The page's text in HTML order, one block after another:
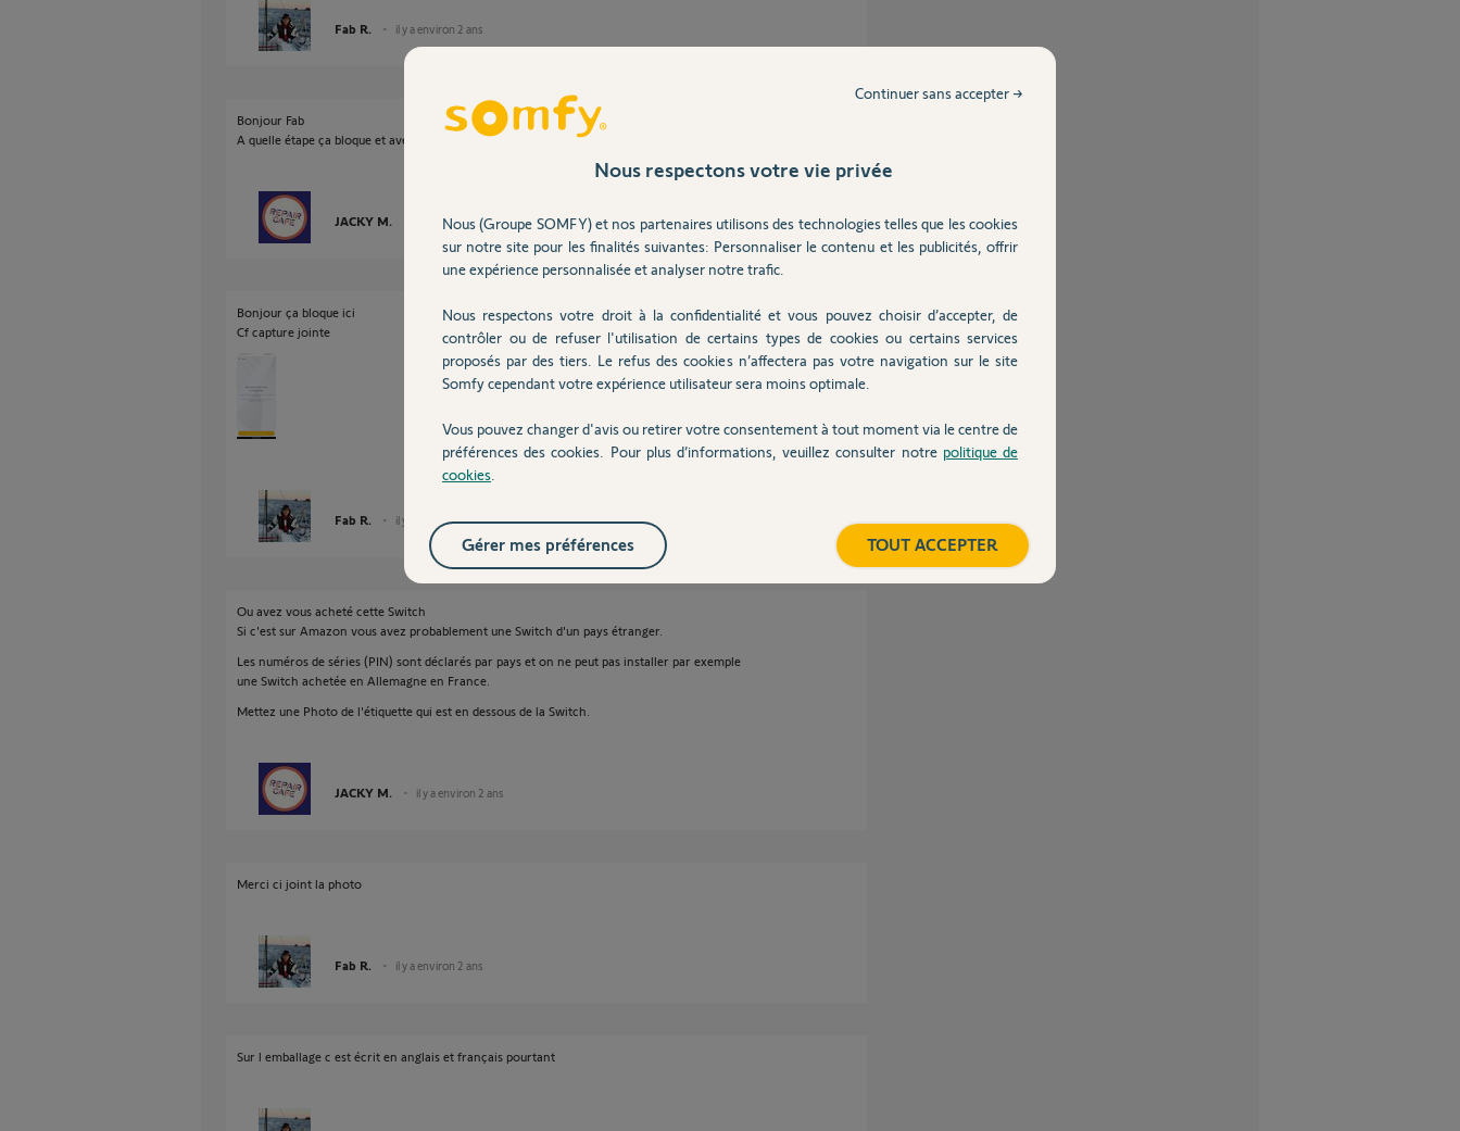
Fab R. il y a environ 2 ans
Bonjour Fab
A quelle étape ça bloque et avec quel message ?
JACKY M. il y a environ 2 ans
Bonjour ça bloque ici
Cf capture jointe
Fab R. il y a environ 2 ans
Ou avez vous acheté cette Switch
Si c'est sur Amazon vous avez probablement une Switch d'un pays étranger.
Les numéros de séries (PIN) sont déclarés par pays et on ne peut pas installer par exemple
une Switch achetée en Allemagne en France.
Mettez une Photo de l'étiquette qui est en dessous de la Switch.
JACKY M. il y a environ 2 ans
Merci ci joint la photo
Fab R. il y a environ 2 ans
Sur l emballage c est écrit en anglais et français pourtant
Nous respectons votre vie privée
Nous (Groupe SOMFY) et nos partenaires utilisons des technologies telles que les cookies
sur notre site pour les finalités suivantes: Personnaliser le contenu et les publicités, offrir
une expérience personnalisée et analyser notre trafic.
Nous respectons votre droit à la confidentialité et vous pouvez choisir d’accepter, de
contrôler ou de refuser l'utilisation de certains types de cookies ou certains services
proposés par des tiers. Le refus des cookies n’affectera pas votre navigation sur le site
Somfy cependant votre expérience utilisateur sera moins optimale.
Vous pouvez changer d'avis ou retirer votre consentement à tout moment via le centre de
préférences des cookies. Pour plus d’informations, veuillez consulter notre politique de
cookies
Continuer sans accepter →
TOUT ACCEPTER
Gérer mes préférences